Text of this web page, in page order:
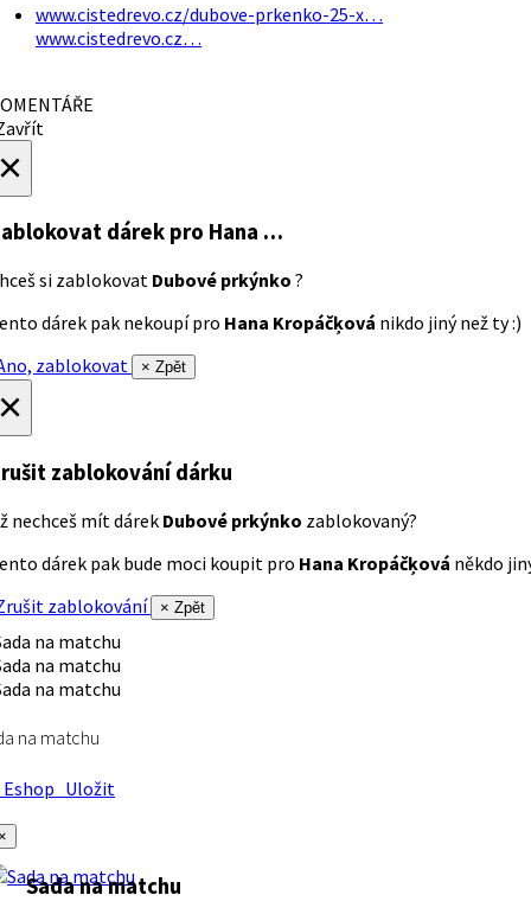
www.cistedrevo.cz/dubove-prkenko-25-x…
www.cistedrevo.cz…
dárek pro Hana …
si zablokovat Dubové prkýnko ?
dárek pak nekoupí pro Hana Kropáčķová nikdo jiný než ty :)
zablokovat
× Zpět
zablokování dárku
nechceš mít dárek Dubové prkýnko zablokovaný?
dárek pak bude moci koupit pro Hana Kropáčķová někdo
zablokování
× Zpět
na matchu
Uložit
Sada na matchu